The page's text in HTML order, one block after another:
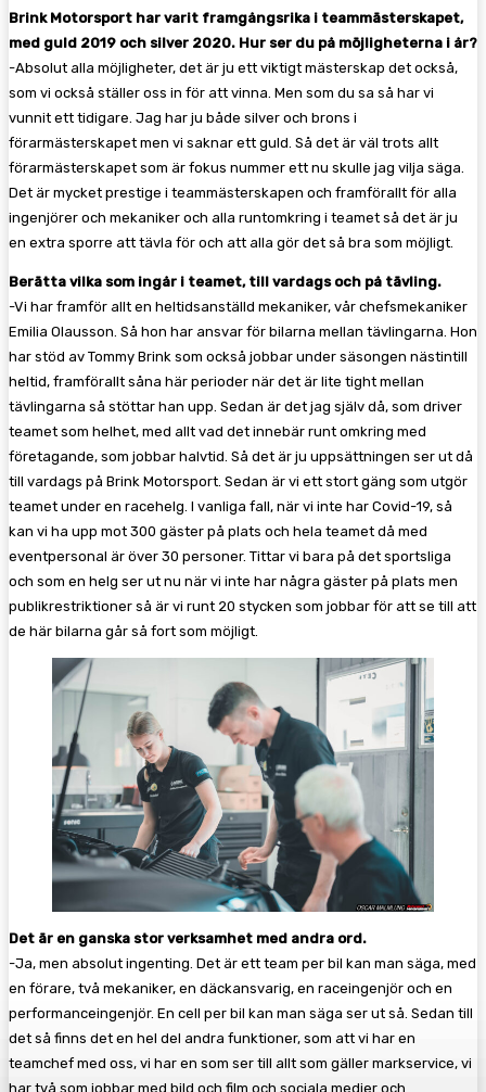
Brink Motorsport har varit framgångsrika i teammästerskapet,
med guld 2019 och silver 2020. Hur ser du på möjligheterna i år?
-Absolut alla möjligheter, det är ju ett viktigt mästerskap det också,
som vi också ställer oss in för att vinna. Men som du sa så har vi
vunnit ett tidigare. Jag har ju både silver och brons i
förarmästerskapet men vi saknar ett guld. Så det är väl trots allt
förarmästerskapet som är fokus nummer ett nu skulle jag vilja säga.
Det är mycket prestige i teammästerskapen och framförallt för alla
ingenjörer och mekaniker och alla runtomkring i teamet så det är ju
en extra sporre att tävla för och att alla gör det så bra som möjligt.
Berätta vilka som ingår i teamet, till vardags och på tävling.
-Vi har framför allt en heltidsanställd mekaniker, vår chefsmekaniker
Emilia Olausson. Så hon har ansvar för bilarna mellan tävlingarna. Hon
har stöd av Tommy Brink som också jobbar under säsongen nästintill
heltid, framförallt såna här perioder när det är lite tight mellan
tävlingarna så stöttar han upp. Sedan är det jag själv då, som driver
teamet som helhet, med allt vad det innebär runt omkring med
företagande, som jobbar halvtid. Så det är ju uppsättningen ser ut då
till vardags på Brink Motorsport. Sedan är vi ett stort gäng som utgör
teamet under en racehelg. I vanliga fall, när vi inte har Covid-19, så
kan vi ha upp mot 300 gäster på plats och hela teamet då med
eventpersonal är över 30 personer. Tittar vi bara på det sportsliga
och som en helg ser ut nu när vi inte har några gäster på plats men
publikrestriktioner så är vi runt 20 stycken som jobbar för att se till att
de här bilarna går så fort som möjligt.
Det är en ganska stor verksamhet med andra ord.
-Ja, men absolut ingenting. Det är ett team per bil kan man säga, med
en förare, två mekaniker, en däckansvarig, en raceingenjör och en
performanceingenjör. En cell per bil kan man säga ser ut så. Sedan till
det så finns det en hel del andra funktioner, som att vi har en
teamchef med oss, vi har en som ser till allt som gäller markservice, vi
har två som jobbar med bild och film och sociala medier och